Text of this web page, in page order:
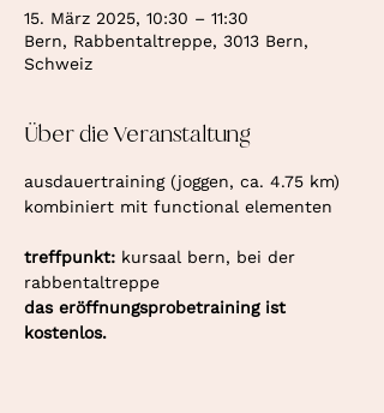
15. März 2025, 10:30 – 11:30
Bern, Rabbentaltreppe, 3013 Bern,
Schweiz
Über die Veranstaltung
ausdauertraining (joggen, ca. 4.75 km)
kombiniert mit functional elementen
treffpunkt: kursaal bern, bei der
rabbentaltreppe
das eröffnungsprobetraining ist
kostenlos.